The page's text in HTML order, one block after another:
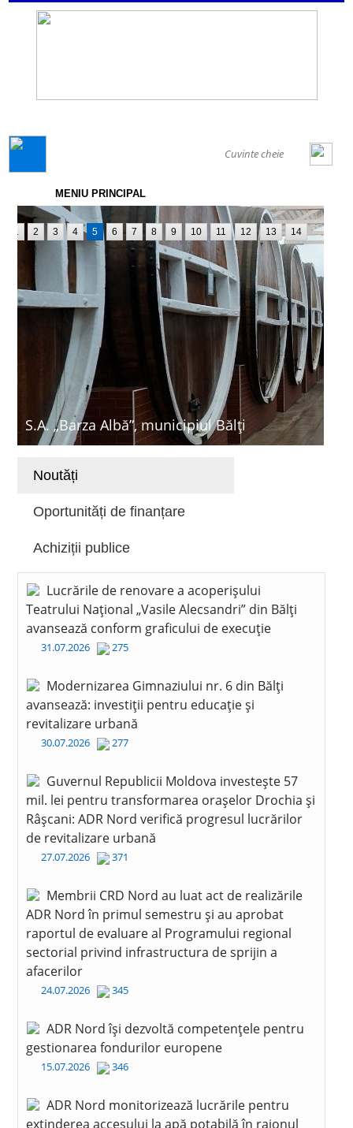
MENIU PRINCIPAL
S.A. „Barza Albă”, municipiul Bălți
1 2 3 4 5 6 7 8 9 10 11 12 13 14
Noutăți
Oportunități de finanțare
Achiziții publice
Lucrările de renovare a acoperișului
Teatrului Național „Vasile Alecsandri” din Bălți
avansează conform graficului de execuție
31.07.2026 275
Modernizarea Gimnaziului nr. 6 din Bălți
avansează: investiții pentru educație și
revitalizare urbană
30.07.2026 277
Guvernul Republicii Moldova investește 57
mil. lei pentru transformarea orașelor Drochia și
Râșcani: ADR Nord verifică progresul lucrărilor
de revitalizare urbană
27.07.2026 371
Membrii CRD Nord au luat act de realizările
ADR Nord în primul semestru și au aprobat
raportul de evaluare al Programului regional
sectorial privind infrastructura de sprijin a
afacerilor
24.07.2026 345
ADR Nord își dezvoltă competențele pentru
gestionarea fondurilor europene
15.07.2026 346
ADR Nord monitorizează lucrările pentru
extinderea accesului la apă potabilă în raionul